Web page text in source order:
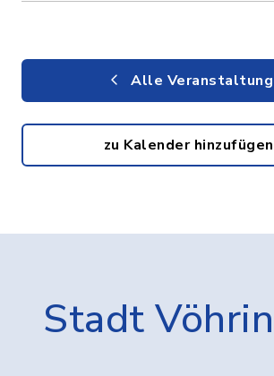
Alle
zu Kalender hinzufügen
Stadt